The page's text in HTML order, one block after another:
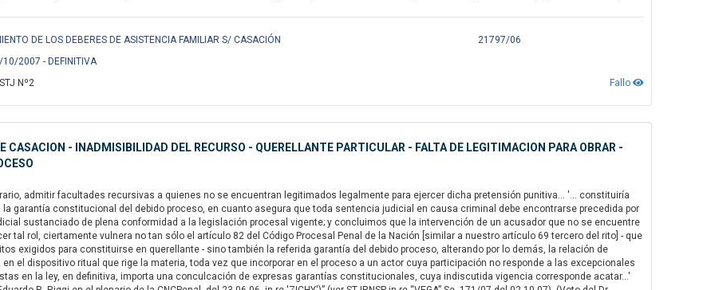
DE LOS DEBERES DE ASISTENCIA FAMILIAR S/ CASACIÓN
21797/06
10/2007 - DEFINITIVA
Fallo
Nº2
CASACION - INADMISIBILIDAD DEL RECURSO - QUERELLANTE PARTICULAR - FALTA DE LEGITIMACION PARA OBRAR -
admitir facultades recursivas a quienes no se encuentran legitimados legalmente para ejercer dicha pretensión punitiva... '... constituiría
garantía constitucional del debido proceso, en cuanto asegura que toda sentencia judicial en causa criminal debe encontrarse precedida por
sustanciado de plena conformidad a la legislación procesal vigente; y concluimos que la intervención de un acusador que no se encuentre
tal rol, ciertamente vulnera no tan sólo el artículo 82 del Código Procesal Penal de la Nación [similar a nuestro artículo 69 tercero del rito] - que
exigidos para constituirse en querellante - sino también la referida garantía del debido proceso, alterando por lo demás, la relación de
en el dispositivo ritual que rige la materia, toda vez que incorporar en el proceso a un actor cuya participación no responde a las excepcionales
en la ley, en definitiva, importa una conculcación de expresas garantías constitucionales, cuya indiscutida vigencia corresponde acatar...'